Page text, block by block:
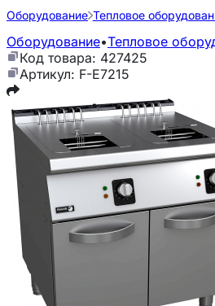
Оборудование Тепловое
Оборудование•Тепловое
Код товара: 427425
Артикул: F-E7215